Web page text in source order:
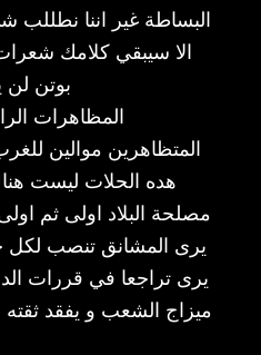
البساطة غير اننا
الا سيبقي كلامك
بوتن
المظاهرات
المتظاهرين موالين
هده الحلات ليست
مصلحة البلاد اولى ثم
يرى المشانق تنصب لكل
يرى تراجعا في قررات
ميزاج الشعب و يفقد